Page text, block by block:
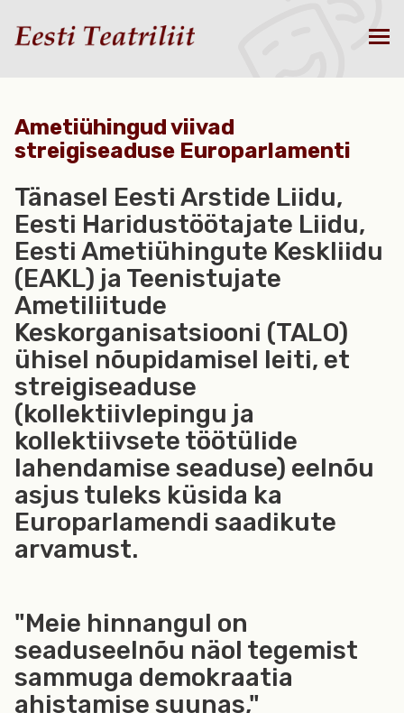
Ametiühingud viivad
streigiseaduse Europarlamenti
Tänasel Eesti Arstide Liidu,
Eesti Haridustöötajate Liidu,
Eesti Ametiühingute Keskliidu
(EAKL) ja Teenistujate
Ametiliitude
Keskorganisatsiooni (TALO)
ühisel nõupidamisel leiti, et
streigiseaduse
(kollektiivlepingu ja
kollektiivsete töötülide
lahendamise seaduse) eelnõu
asjus tuleks küsida ka
Europarlamendi saadikute
arvamust.
"Meie hinnangul on
seaduseelnõu näol tegemist
sammuga demokraatia
ahistamise suunas,"